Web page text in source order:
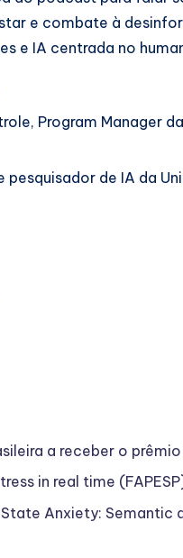
e combate à
e IA centrada no
Program Manager
pesquisador de IA da
a receber o
in real time
Anxiety: Semantic